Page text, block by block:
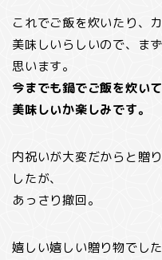
これでご飯を炊いたり、
美味しいらしいので、ま
思います。
今までも鍋でご飯を炊い
美味しいか楽しみです。
内祝いが大変だからと贈
したが、
あっさり撤回。
嬉しい嬉しい贈り物でした